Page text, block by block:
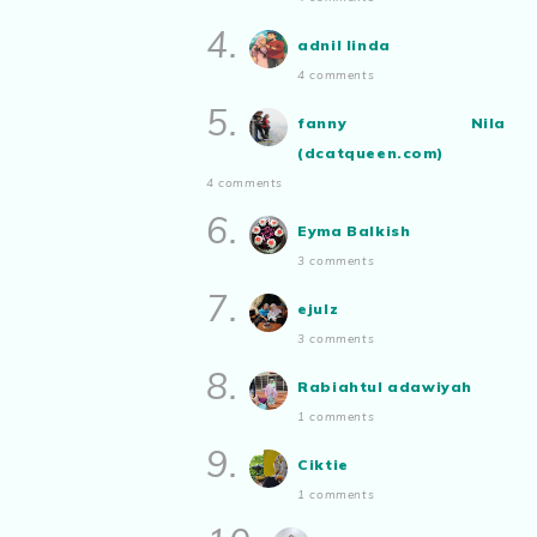
Ayam Masak Kicap, Dinner Yang
4. adnil linda
4 comments
5.
fanny Nila
(dcatqueen.com)
4 comments
6. Eyma Balkish
3 comments
7. ejulz
3 comments
8. Rabiahtul adawiyah
1 comments
9. Ciktie
1 comments